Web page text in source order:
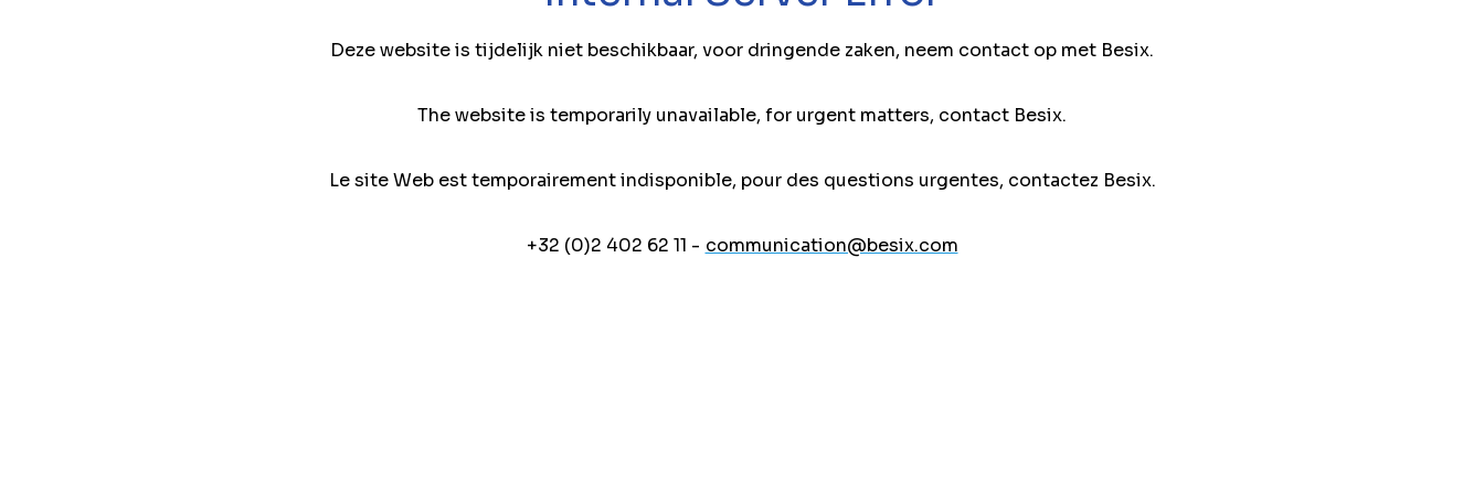
Deze website is tijdelijk niet beschikbaar, voor dringende zaken, neem contact op met Besix.
The website is temporarily unavailable, for urgent matters, contact Besix.
Le site Web est temporairement indisponible, pour des questions urgentes, contactez Besix.
+32 (0)2 402 62 11 - communication@besix.com